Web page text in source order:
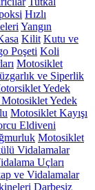
Hızlı
Yangın
Kilit Kutu ve
Poşeti Koli
Motosiklet
ve Siperlik
Yedek
Yedek
Motosiklet Kayışı
Eldiveni
Motosiklet
Vidalamalar
Uçları
ve Vidalamalar
Darbesiz